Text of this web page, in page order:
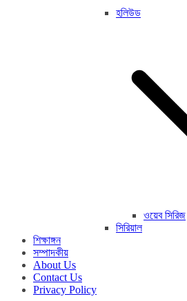
হলিউড
ওয়েব সিরিজ
সিরিয়াল
শিক্ষাঙ্গন
সম্পাদকীয়
About Us
Contact Us
Privacy Policy